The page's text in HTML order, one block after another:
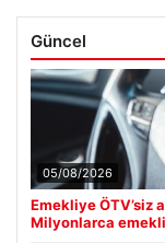
Güncel
05/08/2026
Emekliye ÖTV’siz
Milyonlarca